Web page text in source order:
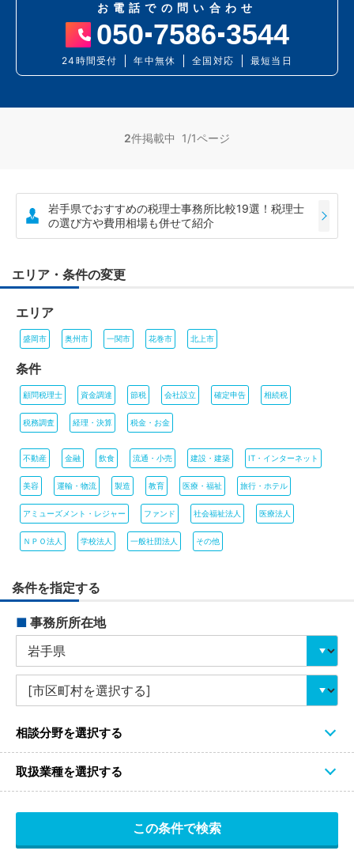
お電話での問い合わせ
050 7586 3544
24時間受付 年中無休 全国対応 最短当日
2件掲載中 1/1ページ
岩手県でおすすめの税理士事務所比較19選！税理士
の選び方や費用相場も併せて紹介
エリア・条件の変更
エリア
盛岡市 奥州市 一関市 花巻市 北上市
条件
顧問税理士 資金調達 節税 会社設立 確定申告 相続税
税務調査 経理・決算 税金・お金
不動産 金融 飲食 流通・小売 建設・建築 IT・インターネット
美容 運輸・物流 製造 教育 医療・福祉 旅行・ホテル
アミューズメント・レジャー ファンド 社会福祉法人 医療法人
ＮＰＯ法人 学校法人 一般社団法人 その他
条件を指定する
■ 事務所所在地
相談分野を選択する
取扱業種を選択する